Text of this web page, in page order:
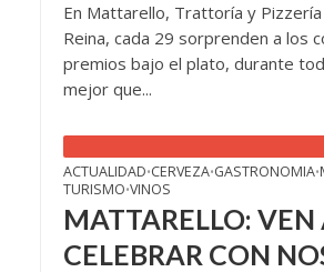
En Mattarello, Trattoría y Pizzería
Reina, cada 29 sorprenden a los
premios bajo el plato, durante
mejor que...
ACTUALIDAD•CERVEZA•GASTRONOMIA•
TURISMO•VINOS
MATTARELLO: VEN
CELEBRAR CON